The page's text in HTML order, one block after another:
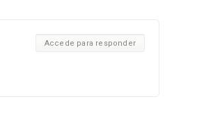
Accede para responder